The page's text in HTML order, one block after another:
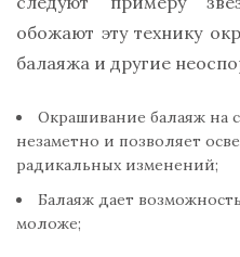
обожают эту технику
балаяжа и другие
Окрашивание балаяж на
незаметно и позволяет
радикальных изменений;
Балаяж дает
моложе;